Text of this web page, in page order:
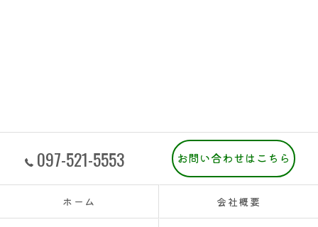
097-521-5553 お問い合わせはこちら
ホーム 会社概要